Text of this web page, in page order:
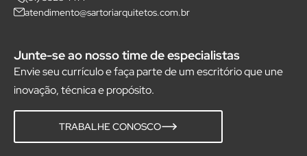
atendimento@sartoriarquitetos.com.br
Junte-se ao nosso time de especialistas
Envie seu currículo e faça parte de um escritório que une
inovação, técnica e propósito.
TRABALHE CONOSCO